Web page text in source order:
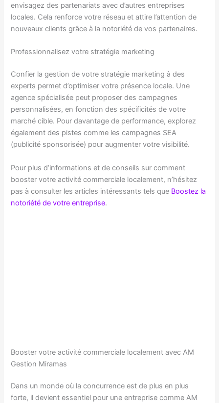
envisagez des partenariats avec d’autres entreprises
locales. Cela renforce votre réseau et attire l’attention de
nouveaux clients grâce à la notoriété de vos partenaires.
Professionnalisez votre stratégie marketing
Confier la gestion de votre stratégie marketing à des
experts permet d’optimiser votre présence locale. Une
agence spécialisée peut proposer des campagnes
personnalisées, en fonction des spécificités de votre
marché cible. Pour davantage de performance, explorez
également des pistes comme les campagnes SEA
(publicité sponsorisée) pour augmenter votre visibilité.
Pour plus d’informations et de conseils sur comment
booster votre activité commerciale localement, n’hésitez
pas à consulter les articles intéressants tels que Boostez la
notoriété de votre entreprise.
Booster votre activité commerciale localement avec AM
Gestion Miramas
Dans un monde où la concurrence est de plus en plus
forte, il devient essentiel pour une entreprise comme AM